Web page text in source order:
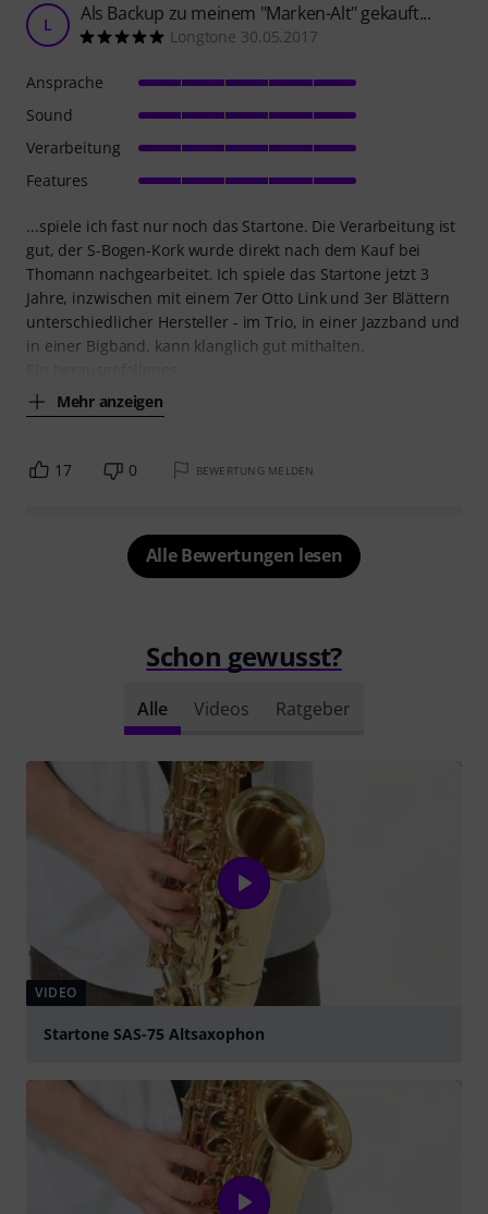
L Als Backup zu meinem "Marken-Alt" gekauft...
Longtone 30.05.2017
...spiele ich fast nur noch das Startone. Die Verarbeitung ist
gut, der S-Bogen-Kork wurde direkt nach dem Kauf bei
Thomann nachgearbeitet. Ich spiele das Startone jetzt 3
Jahre, inzwischen mit einem 7er Otto Link und 3er Blättern
unterschiedlicher Hersteller - im Trio, in einer Jazzband und
in einer Bigband, kann klanglich gut mithalten.
Mehr anzeigen
Ansprache
Sound
Verarbeitung
Features
17 0 BEWERTUNG MELDEN
Alle Bewertungen lesen
Schon gewusst?
Alle Videos Ratgeber
VIDEO
Startone SAS-75 Altsaxophon